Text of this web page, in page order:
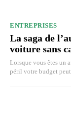
ENTREPRISES
La saga de
voiture sans
Lorsque vous êtes un
péril votre budget peut